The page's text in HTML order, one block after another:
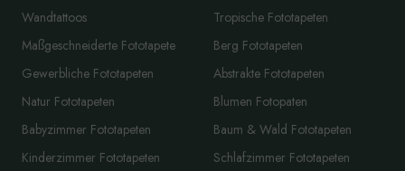
Wandtattoos
Maßgeschneiderte Fototapete
Gewerbliche Fototapeten
Natur Fototapeten
Babyzimmer Fototapeten
Kinderzimmer Fototapeten
Tropische Fototapeten
Berg Fototapeten
Abstrakte Fototapeten
Blumen Fotopaten
Baum & Wald Fototapeten
Schlafzimmer Fototapeten